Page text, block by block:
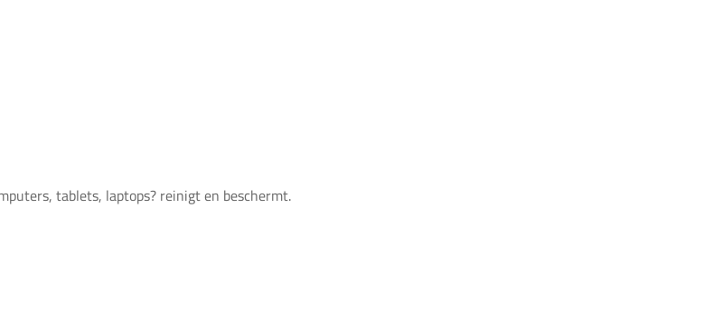
tablets, laptops? reinigt en beschermt.